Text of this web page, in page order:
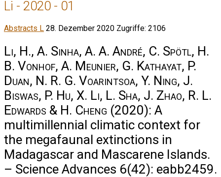
Li - 2020 - 01
Abstracts L 28. Dezember 2020 Zugriffe: 2106
Li, H., A. Sinha, A. A. André, C. Spötl, H.
B. Vonhof, A. Meunier, G. Kathayat, P.
Duan, N. R. G. Voarintsoa, Y. Ning, J.
Biswas, P. Hu, X. Li, L. Sha, J. Zhao, R. L.
Edwards & H. Cheng (2020): A
multimillennial climatic context for
the megafaunal extinctions in
Madagascar and Mascarene Islands.
– Science Advances 6(42): eabb2459.